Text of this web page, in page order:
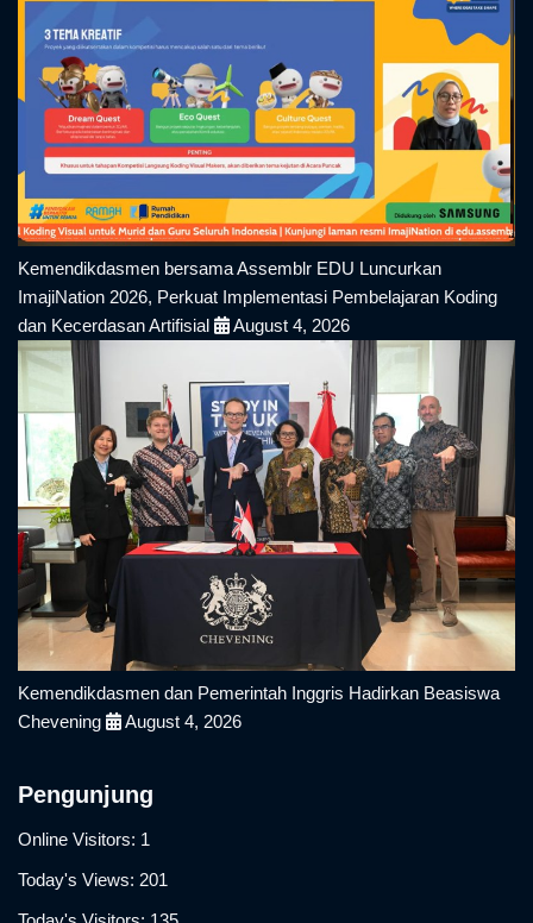
Kemendikdasmen bersama Assemblr EDU Luncurkan
ImajiNation 2026, Perkuat Implementasi Pembelajaran Koding
dan Kecerdasan Artifisial
August 4, 2026
Kemendikdasmen dan Pemerintah Inggris Hadirkan Beasiswa
Chevening
August 4, 2026
Pengunjung
Online Visitors: 1
Today's Views: 201